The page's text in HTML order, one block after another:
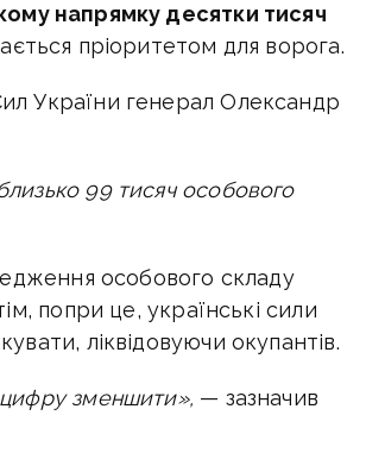
напрямку десятки тисяч
пріоритетом для ворога.
України генерал Олександр
99 тисяч особового
особового складу
попри це, українські сили
ліквідовуючи окупантів.
зменшити», — зазначив